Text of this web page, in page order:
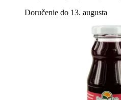
Doručenie do 13. augusta